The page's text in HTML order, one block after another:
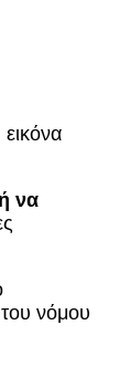
ή να
νόμου